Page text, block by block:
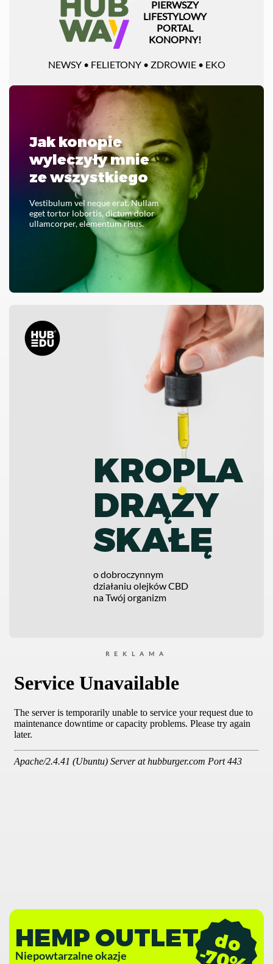
PIERWSZY
LIFESTYLOWY
PORTAL
KONOPNY!
NEWSY • FELIETONY • ZDROWIE • EKO
Jak konopie
wyleczyły mnie
ze wszystkiego
Vestibulum vel neque erat. Nullam
eget tortor lobortis, dictum dolor
ullamcorper, elementum risus.
CZYTAJ CAŁOŚĆ
KROPLA
DRĄZY
SKAŁĘ
o dobroczynnym
działaniu olejków CBD
na Twój organizm
REKLAMA
HEMP OUTLET
Niepowtarzalne okazje
d
o
7
0